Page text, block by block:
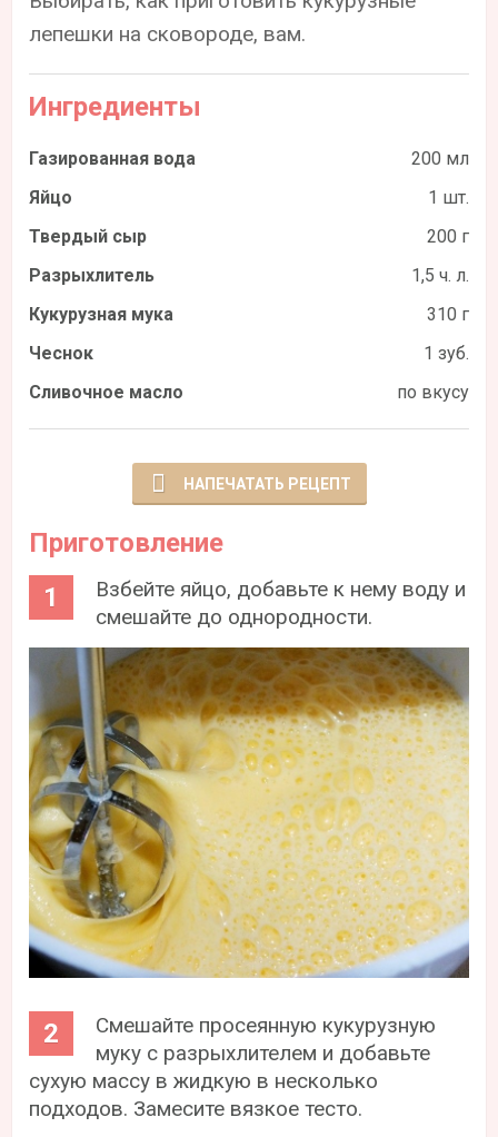
лепешки на сковороде, вам.
Ингредиенты
Газированная вода
200 мл
Яйцо
1 шт.
Твердый сыр
200 г
Разрыхлитель
1,5 ч. л.
Кукурузная мука
310 г
Чеснок
1 зуб.
Сливочное масло
по вкусу
НАПЕЧАТАТЬ РЕЦЕПТ
Приготовление
Взбейте яйцо, добавьте к нему воду и
смешайте до однородности.
Смешайте просеянную кукурузную
муку с разрыхлителем и добавьте
сухую массу в жидкую в несколько
подходов. Замесите вязкое тесто.